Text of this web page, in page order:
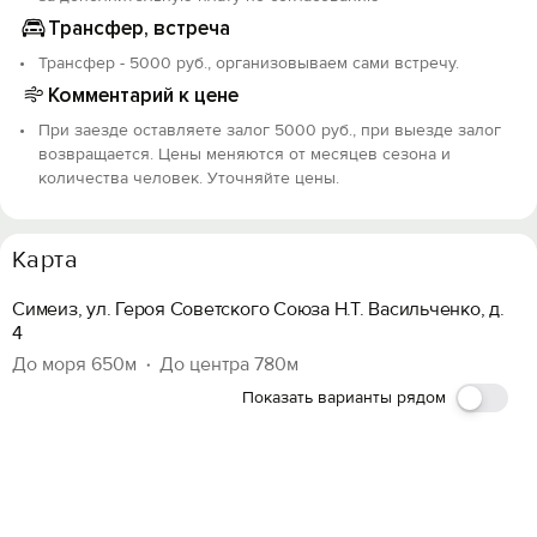
Трансфер, встреча
Трансфер - 5000 руб., организовываем сами встречу.
Комментарий к цене
При заезде оставляете залог 5000 руб., при выезде залог
возвращается. Цены меняются от месяцев сезона и
количества человек. Уточняйте цены.
Карта
Симеиз, ул. Героя Советского Союза Н.Т. Васильченко, д.
4
До моря 650м
До центра 780м
Показать варианты рядом